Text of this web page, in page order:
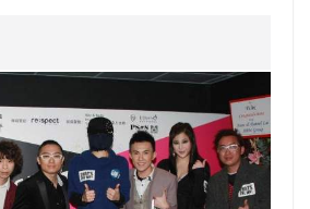
h
at
er l y
Li
n
k